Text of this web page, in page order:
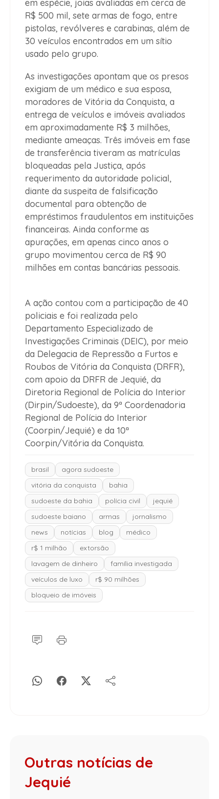
em espécie, joias avaliadas em cerca de
R$ 500 mil, sete armas de fogo, entre
pistolas, revólveres e carabinas, além de
30 veículos encontrados em um sítio
usado pelo grupo.
As investigações apontam que os presos
exigiam de um médico e sua esposa,
moradores de Vitória da Conquista, a
entrega de veículos e imóveis avaliados
em aproximadamente R$ 3 milhões,
mediante ameaças. Três imóveis em fase
de transferência tiveram as matrículas
bloqueadas pela Justiça, após
requerimento da autoridade policial,
diante da suspeita de falsificação
documental para obtenção de
empréstimos fraudulentos em instituições
financeiras. Ainda conforme as
apurações, em apenas cinco anos o
grupo movimentou cerca de R$ 90
milhões em contas bancárias pessoais.
A ação contou com a participação de 40
policiais e foi realizada pelo
Departamento Especializado de
Investigações Criminais (DEIC), por meio
da Delegacia de Repressão a Furtos e
Roubos de Vitória da Conquista (DRFR),
com apoio da DRFR de Jequié, da
Diretoria Regional de Polícia do Interior
(Dirpin/Sudoeste), da 9ª Coordenadoria
Regional de Polícia do Interior
(Coorpin/Jequié) e da 10ª
Coorpin/Vitória da Conquista.
brasil
agora sudoeste
vitória da conquista
bahia
sudoeste da bahia
polícia civil
jequié
sudoeste baiano
armas
jornalismo
news
notícias blog
médico
r$ 1 milhão
extorsão
lavagem de dinheiro
família investigada
veículos de luxo
r$ 90 milhões
bloqueio de imóveis
Outras notícias de
Jequié